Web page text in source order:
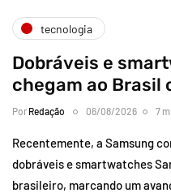
tecnologia
Dobráveis e
chegam ao Brasil
Por Redação 06/08/2026 7
Recentemente, a Samsung
dobráveis e smartwatches
brasileiro, marcando um